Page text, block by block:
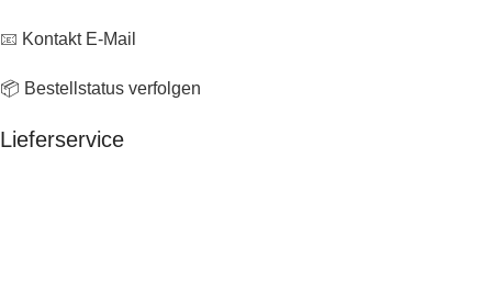
📧 Kontakt E-Mail
📦 Bestellstatus verfolgen
Lieferservice